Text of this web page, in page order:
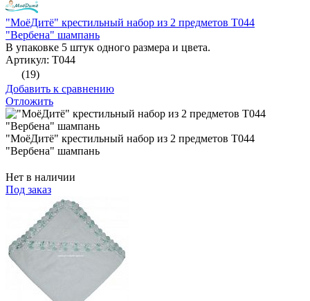
"МоёДитё" крестильный набор из 2 предметов Т044
"Вербена" шампань
В упаковке 5 штук одного размера и цвета.
Артикул: Т044
(19)
Добавить к сравнению
Отложить
"МоёДитё" крестильный набор из 2 предметов Т044
"Вербена" шампань
Нет в наличии
Под заказ